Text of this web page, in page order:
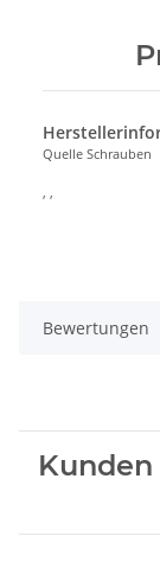
Quelle Schrauben
Bewertungen